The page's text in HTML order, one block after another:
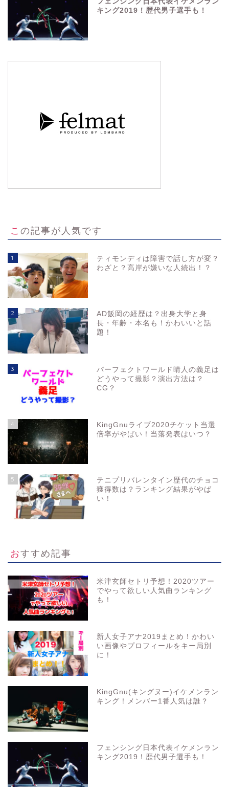
キング2019！歴代男子選手も！
この記事が人気です
1
ティモンディは障害で話し方が変？
わざと？高岸が嫌いな人続出！？
2
AD飯岡の経歴は？出身大学と身
長・年齢・本名も！かわいいと話
題！
3
パーフェクトワールド晴人の義足は
どうやって撮影？演出方法は？
CG？
4
KingGnuライブ2020チケット当選
倍率がやばい！当落発表はいつ？
5
テニプリバレンタイン歴代のチョコ
獲得数は？ランキング結果がやば
い！
おすすめ記事
米津玄師セトリ予想！2020ツアー
でやって欲しい人気曲ランキング
も！
新人女子アナ2019まとめ！かわい
い画像やプロフィールをキー局別
に！
KingGnu(キングヌー)イケメンラン
キング！メンバー1番人気は誰？
フェンシング日本代表イケメンラン
キング2019！歴代男子選手も！